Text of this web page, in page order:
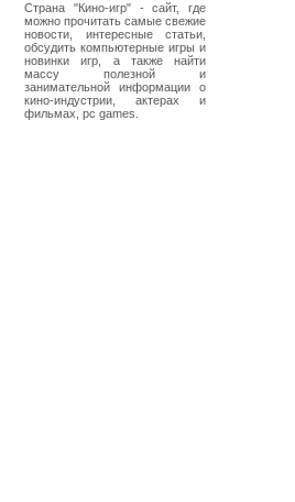
Страна "Кино-игр" - сайт, где
можно прочитать самые свежие
новости, интересные статьи,
обсудить компьютерные игры и
новинки игр, а также найти
массу полезной и
занимательной информации о
кино-индустрии, актерах и
фильмах, pc games.